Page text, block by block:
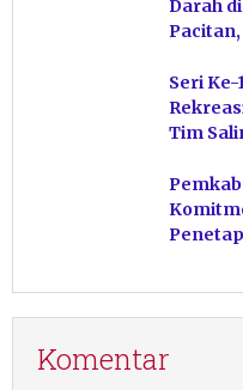
Darah
Seri Ke-
Tim
Komentar